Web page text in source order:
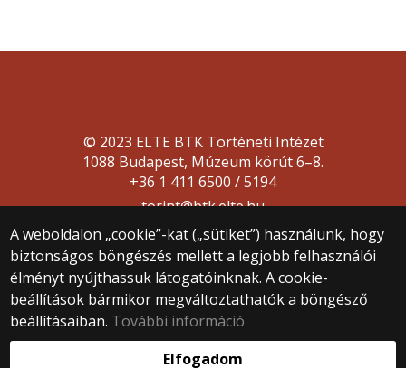
A weboldalon „cookie”-kat („sütiket”) használunk, hogy
biztonságos böngészés mellett a legjobb felhasználói
élményt nyújthassuk látogatóinknak. A cookie-
beállítások bármikor megváltoztathatók a böngésző
beállításaiban. További információ
Elfogadom
© 2023 ELTE BTK Történeti Intézet
1088 Budapest, Múzeum körút 6–8.
+36 1 411 6500 / 5194
torint@btk.elte.hu
Webfejlesztés: